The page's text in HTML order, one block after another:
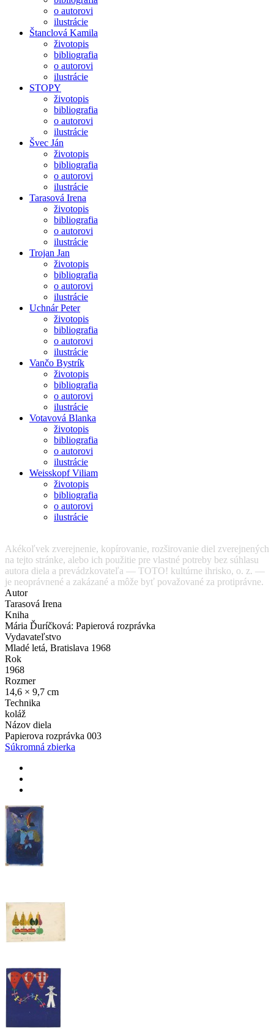
o autorovi
ilustrácie
Štanclová Kamila
životopis
bibliografia
o autorovi
ilustrácie
STOPY
životopis
bibliografia
o autorovi
ilustrácie
Švec Ján
životopis
bibliografia
o autorovi
ilustrácie
Tarasová Irena
životopis
bibliografia
o autorovi
ilustrácie
Trojan Jan
životopis
bibliografia
o autorovi
ilustrácie
Uchnár Peter
životopis
bibliografia
o autorovi
ilustrácie
Vančo Bystrík
životopis
bibliografia
o autorovi
ilustrácie
Votavová Blanka
životopis
bibliografia
o autorovi
ilustrácie
Weisskopf Viliam
životopis
bibliografia
o autorovi
ilustrácie
Akékoľvek zverejnenie, kopírovanie, rozširovanie diel zverejnených
na tejto stránke, alebo ich použitie pre vlastné potreby bez súhlasu
autora diela a prevádzkovateľa — TOTO! kultúrne ihrisko, o. z. —
je neoprávnené a zakázané a môže byť považované za protiprávne.
Autor
Tarasová Irena
Kniha
Mária Ďuríčková: Papierová rozprávka
Vydavateľstvo
Mladé letá, Bratislava 1968
Rok
1968
Rozmer
14,6 × 9,7 cm
Technika
koláž
Názov diela
Papierova rozprávka 003
Súkromná zbierka